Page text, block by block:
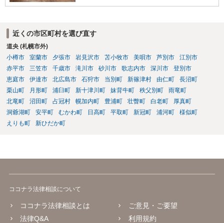
近くの市区町村を選び直す
道央 (札幌市外)
小樽市
室蘭市 夕張市 岩見沢市 苫小牧市 美唄市 芦別市
江別市
赤平市
三笠市 千歳市 滝川市 砂川市 歌志内市 深川市
登別市
恵庭市
伊達市 北広島市 石狩市 当別町 新篠津村 由仁町
長沼町
栗山町
月形町 浦臼町 新十津川町 妹背牛町 秩父別町
雨竜町
北竜町
沼田町 占冠村 幌加内町 豊浦町 壮瞥町 白老町
厚真町
洞爺湖町
安平町 むかわ町 日高町 平取町 新冠町 浦河町
様似町
えりも町
新ひだか町
ココナラ法律相談について
ココナラ法律相談とは
法律Q&A
ご意見・ご要望
利用規約